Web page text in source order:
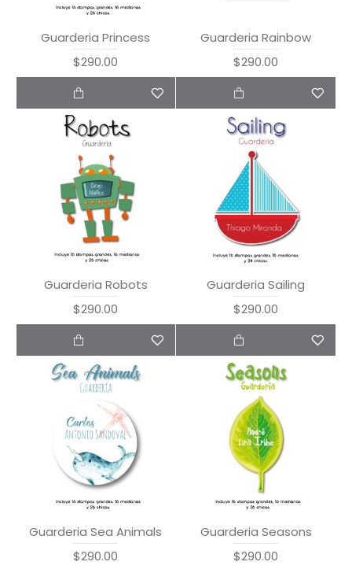
Guarderia Princess
$290.00
Guarderia Rainbow
$290.00
Guarderia Robots
$290.00
Guarderia Sailing
$290.00
Guarderia Sea Animals
$290.00
Guarderia Seasons
$290.00